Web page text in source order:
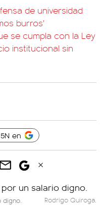
de universidad
burros'
se cumpla con la Ley
institucional sin
en
digno. Rodrigo Quiroga.